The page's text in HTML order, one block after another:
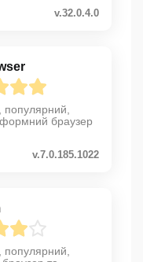
v.32.0.4.0
браузер
v.7.0.185.1022